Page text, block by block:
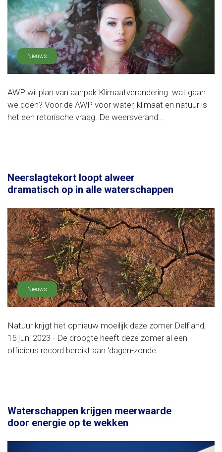
Nieuws
AWP wil plan van aanpak Klimaatverandering: wat gaan
we doen? Voor de AWP voor water, klimaat en natuur is
het een retorische vraag. De weersverand...
Neerslagtekort loopt alweer
dramatisch op in alle waterschappen
Nieuws
Natuur krijgt het opnieuw moeilijk deze zomer Delfland,
15 juni 2023 - De droogte heeft deze zomer al een
officieus record bereikt aan 'dagen-zonde...
Waterschappen krijgen meerwaarde
door energie op te wekken